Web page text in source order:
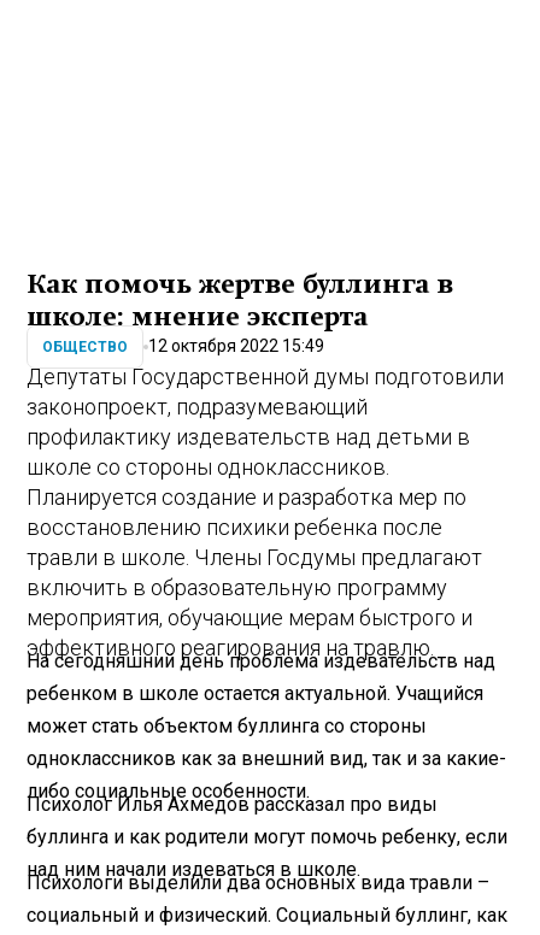
Как помочь жертве буллинга в
школе: мнение эксперта
ОБЩЕСТВО 12 октября 2022 15:49
Депутаты Государственной думы подготовили
законопроект, подразумевающий
профилактику издевательств над детьми в
школе со стороны одноклассников.
Планируется создание и разработка мер по
восстановлению психики ребенка после
травли в школе. Члены Госдумы предлагают
включить в образовательную программу
мероприятия, обучающие мерам быстрого и
эффективного реагирования на травлю.
На сегодняшний день проблема издевательств над
ребенком в школе остается актуальной. Учащийся
может стать объектом буллинга со стороны
одноклассников как за внешний вид, так и за какие-
либо социальные особенности.
Психолог Илья Ахмедов рассказал про виды
буллинга и как родители могут помочь ребенку, если
над ним начали издеваться в школе.
Психологи выделили два основных вида травли –
социальный и физический. Социальный буллинг, как